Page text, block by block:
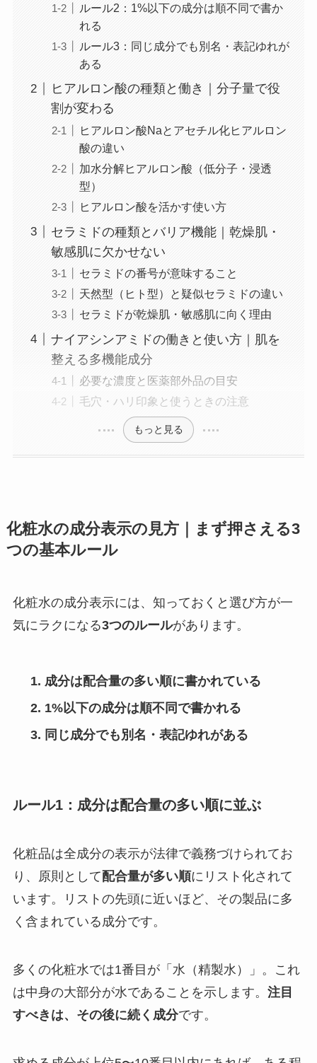
ルール2：1%以下の成分は順不同で書か
れる
ルール3：同じ成分でも別名・表記ゆれが
ある
ヒアルロン酸の種類と働き｜分子量で役
割が変わる
ヒアルロン酸Naとアセチル化ヒアルロン
酸の違い
加水分解ヒアルロン酸（低分子・浸透
型）
ヒアルロン酸を活かす使い方
セラミドの種類とバリア機能｜乾燥肌・
敏感肌に欠かせない
セラミドの番号が意味すること
天然型（ヒト型）と疑似セラミドの違い
セラミドが乾燥肌・敏感肌に向く理由
ナイアシンアミドの働きと使い方｜肌を
整える多機能成分
必要な濃度と医薬部外品の目安
毛穴・ハリ印象と使うときの注意
もっと見る
化粧水の成分表示の見方｜まず押さえる3
つの基本ルール
化粧水の成分表示には、知っておくと選び方が一
気にラクになる3つのルールがあります。
成分は配合量の多い順に書かれている
1%以下の成分は順不同で書かれる
同じ成分でも別名・表記ゆれがある
ルール1：成分は配合量の多い順に並ぶ
化粧品は全成分の表示が法律で義務づけられてお
り、原則として配合量が多い順にリスト化されて
います。リストの先頭に近いほど、その製品に多
く含まれている成分です。
多くの化粧水では1番目が「水（精製水）」。これ
は中身の大部分が水であることを示します。 注目
すべきは、その後に続く成分です。